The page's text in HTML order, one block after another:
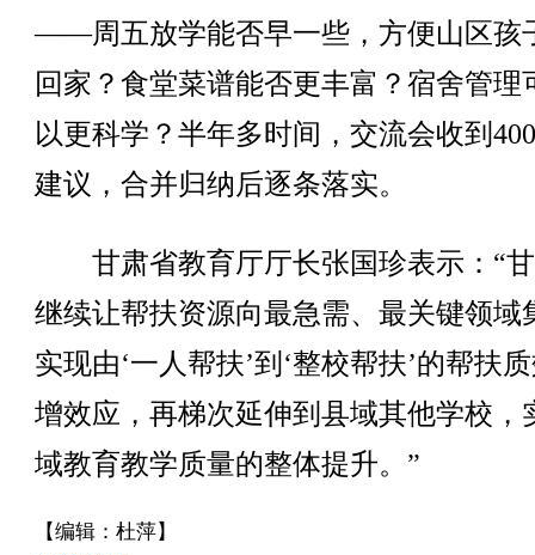
——周五放学能否早一些，方便山区孩
回家？食堂菜谱能否更丰富？宿舍管理
以更科学？半年多时间，交流会收到
建议，合并归纳后逐条落实。
甘肃省教育厅厅长张国珍表示：“
继续让帮扶资源向最急需、最关键领域
实现由‘一人帮扶’到‘整校帮扶’的帮扶
增效应，再梯次延伸到县域其他学校，
域教育教学质量的整体提升。”
【编辑：杜萍】